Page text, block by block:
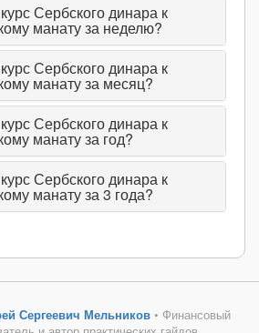
Сербского динара к
манату за неделю?
Сербского динара к
манату за месяц?
Сербского динара к
манату за год?
Сербского динара к
манату за 3 года?
Сергеевич Мельников• Финансовый